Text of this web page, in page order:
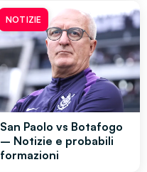
NOTIZIE
San Paolo vs Botafogo
– Notizie e probabili
formazioni